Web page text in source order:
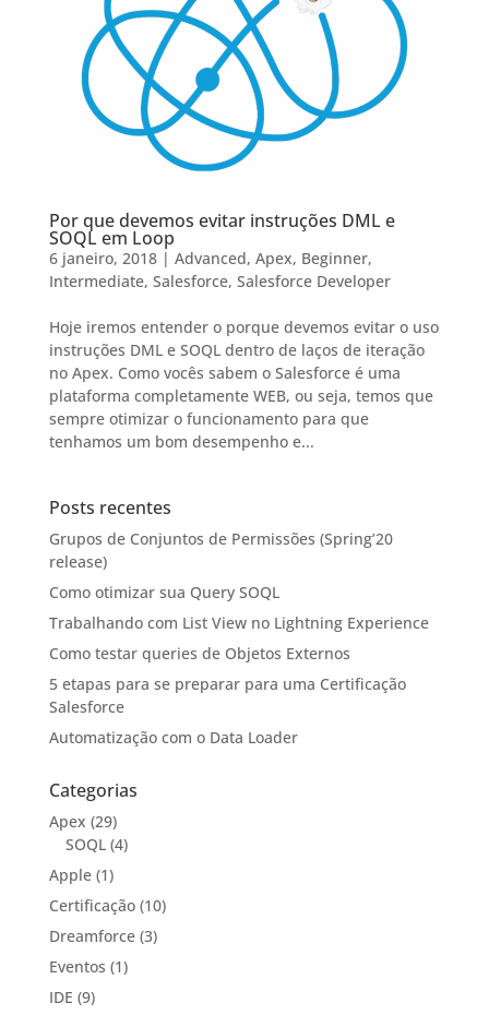
Por que devemos evitar instruções DML e
SOQL em Loop
6 janeiro, 2018| Advanced, Apex, Beginner,
Intermediate, Salesforce, Salesforce Developer
Hoje iremos entender o porque devemos evitar o uso
instruções DML e SOQL dentro de laços de iteração
no Apex. Como vocês sabem o Salesforce é uma
plataforma completamente WEB, ou seja, temos que
sempre otimizar o funcionamento para que
tenhamos um bom desempenho e...
Posts recentes
Grupos de Conjuntos de Permissões (Spring’20
release)
Como otimizar sua Query SOQL
Trabalhando com List View no Lightning Experience
Como testar queries de Objetos Externos
5 etapas para se preparar para uma Certificação
Salesforce
Automatização com o Data Loader
Categorias
Apex (29)
SOQL(4)
Apple(1)
Certificação(10)
Dreamforce(3)
Eventos (1)
IDE (9)